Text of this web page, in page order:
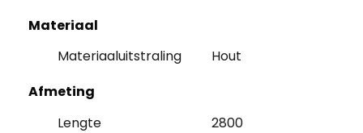
Materiaal
Materiaaluitstraling
Hout
Afmeting
Lengte
2800